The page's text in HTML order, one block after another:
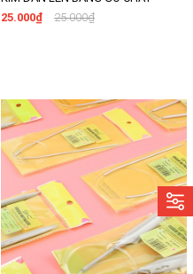
LƯỢNG CAO
25.000₫ 25.000₫